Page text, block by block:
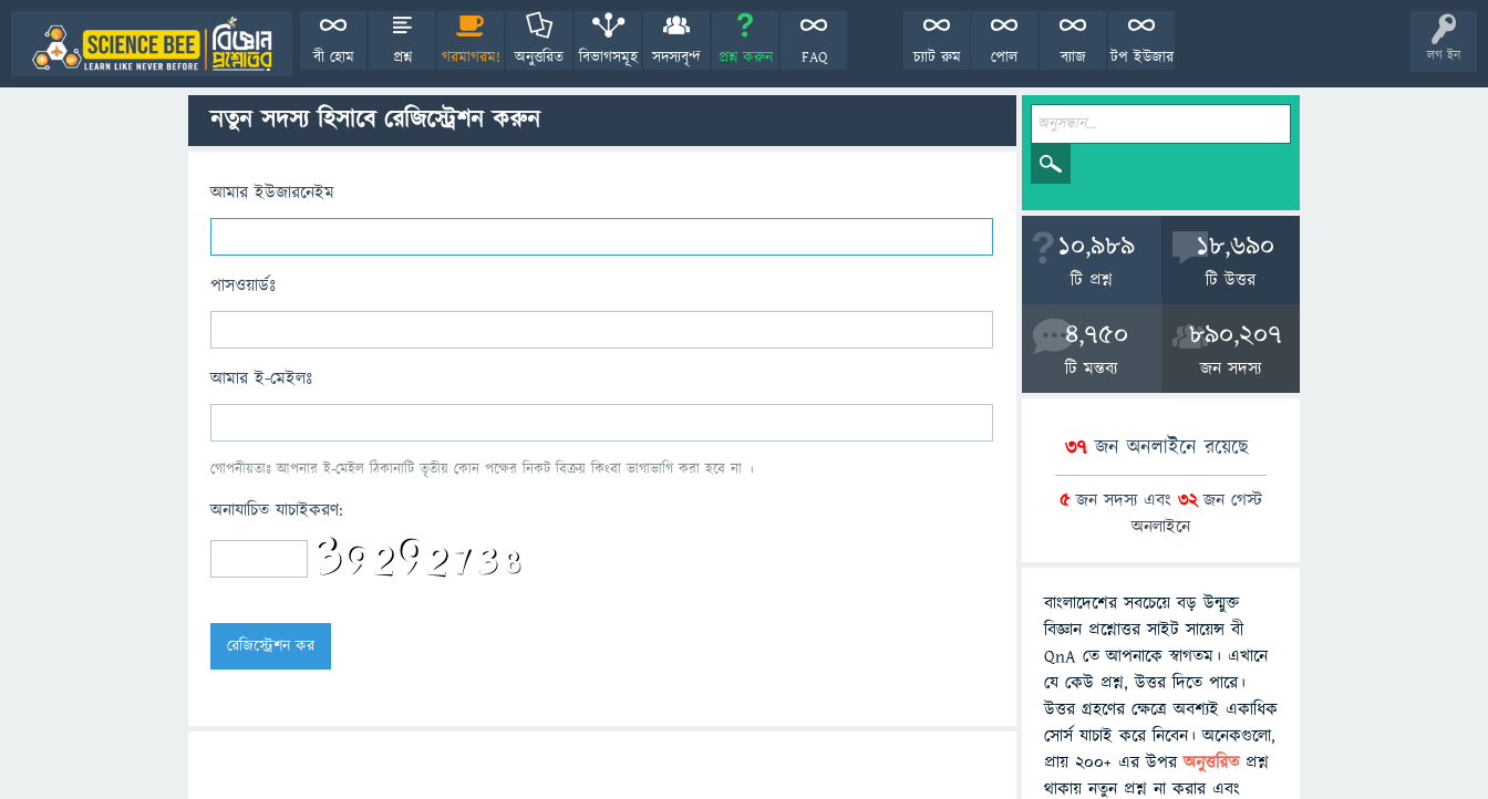
লগ ইন
বী হোম প্রশ্ন গরমাগরম! অনুত্তরিত বিভাগসমূহ সদস্যবৃন্দ প্রশ্ন করুন FAQ টপ ইউজার
ব্যাজ
পোল
চ্যাট রুম
নতুন সদস্য হিসাবে রেজিস্ট্রেশন করুন
আমার ইউজারনেইম
পাসওয়ার্ডঃ
আমার ই-মেইলঃ
গোপনীয়তাঃ আপনার ই-মেইল ঠিকানাটি তৃতীয় কোন পক্ষের নিকট বিক্রয় কিংবা ভাগাভাগি করা হবে না ।
অনাযাচিত যাচাইকরণ:
10,989
টি প্রশ্ন
18,690
টি উত্তর
4,750
টি মন্তব্য
890,207
জন সদস্য
37জন অনলাইনে রয়েছে
5জন সদস্য এবং 32জন গেস্ট
অনলাইনে
বাংলাদেশের সবচেয়ে বড় উন্মুক্ত
বিজ্ঞান প্রশ্নোত্তর সাইট সায়েন্স বী
QnA তে আপনাকে স্বাগতম। এখানে
যে কেউ প্রশ্ন, উত্তর দিতে পারে।
উত্তর গ্রহণের ক্ষেত্রে অবশ্যই একাধিক
সোর্স যাচাই করে নিবেন। অনেকগুলো,
প্রায় ২০০+ এর উপরঅনুত্তরিতপ্রশ্ন
থাকায় নতুন প্রশ্ন না করার এবং